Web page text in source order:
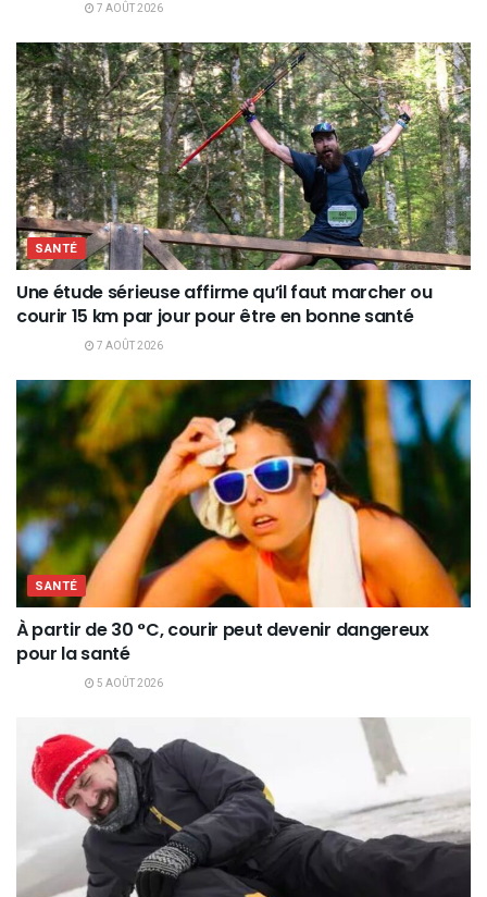
7 AOÛT 2026
SANTÉ
Une étude sérieuse affirme qu’il faut marcher ou
courir 15 km par jour pour être en bonne santé
7 AOÛT 2026
SANTÉ
À partir de 30 °C, courir peut devenir dangereux
pour la santé
5 AOÛT 2026